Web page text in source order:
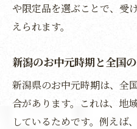
や限定品を選ぶことで、受
えられます。
新潟のお中元時期と全国
新潟県のお中元時期は、全
合があります。これは、地
しているためです。例えば